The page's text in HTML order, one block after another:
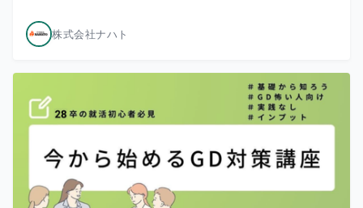
株式会社ナハト